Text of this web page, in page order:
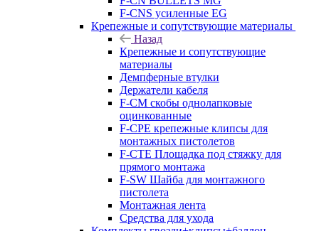
F-CNS усиленные EG
Крепежные и сопутствующие материалы
Назад
Крепежные и сопутствующие
материалы
Демпферные втулки
Держатели кабеля
F-CM скобы однолапковые
оцинкованные
F-CPE крепежные клипсы для
монтажных пистолетов
F-CTE Площадка под стяжку для
прямого монтажа
F-SW Шайба для монтажного
пистолета
Монтажная лента
Средства для ухода